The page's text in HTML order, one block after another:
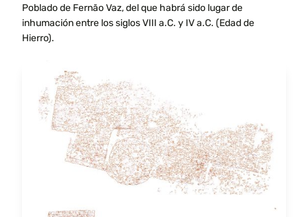
Poblado de Fernão Vaz, del que habrá sido lugar de
inhumación entre los siglos VIII a.C. y IV a.C. (Edad de
Hierro).